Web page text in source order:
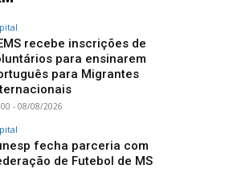
recebe inscrições de
para ensinarem
para Migrantes
- 08/08/2026
fecha parceria com
de Futebol de MS